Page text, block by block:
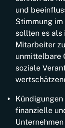
und
Stimmung
sollten es als
Mitarbeiter
unmittelbare
soziale
finanzielle